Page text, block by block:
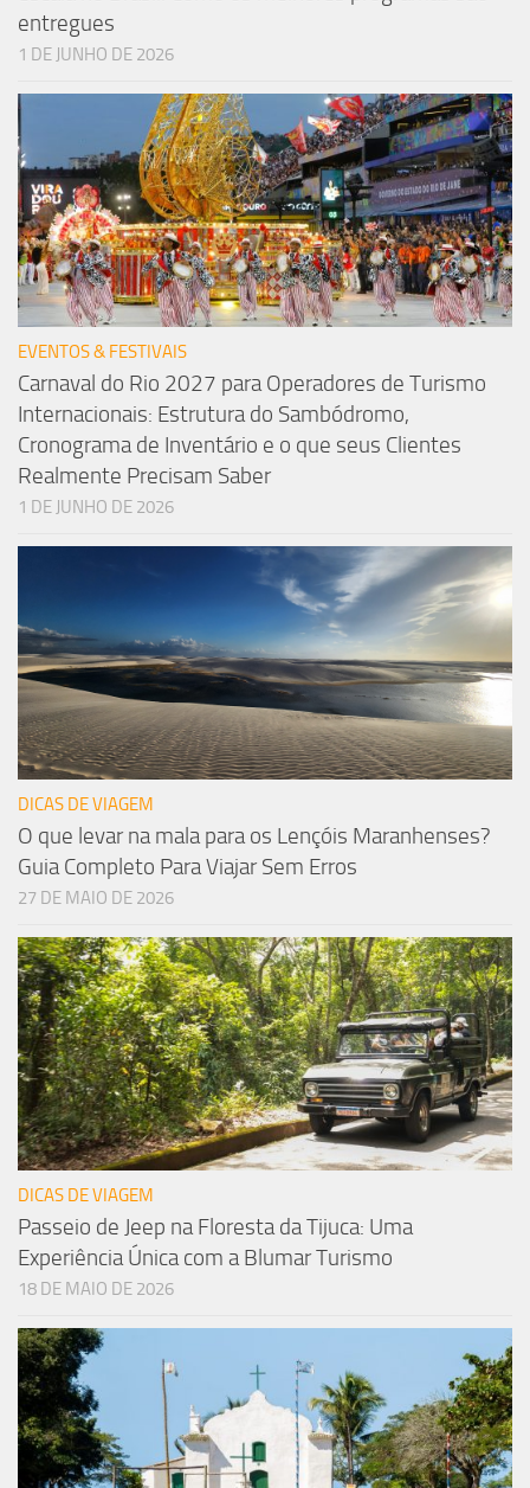
entregues
1 DE JUNHO DE 2026
EVENTOS & FESTIVAIS
Carnaval do Rio 2027 para Operadores de Turismo
Internacionais: Estrutura do Sambódromo,
Cronograma de Inventário e o que seus Clientes
Realmente Precisam Saber
1 DE JUNHO DE 2026
DICAS DE VIAGEM
O que levar na mala para os Lençóis Maranhenses?
Guia Completo Para Viajar Sem Erros
27 DE MAIO DE 2026
DICAS DE VIAGEM
Passeio de Jeep na Floresta da Tijuca: Uma
Experiência Única com a Blumar Turismo
18 DE MAIO DE 2026